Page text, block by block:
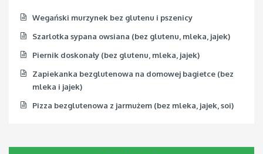
Wegański murzynek bez glutenu i pszenicy
Szarlotka sypana owsiana (bez glutenu, mleka, jajek)
Piernik doskonały (bez glutenu, mleka, jajek)
Zapiekanka bezglutenowa na domowej bagietce (bez
mleka i jajek)
Pizza bezglutenowa z jarmużem (bez mleka, jajek, soi)